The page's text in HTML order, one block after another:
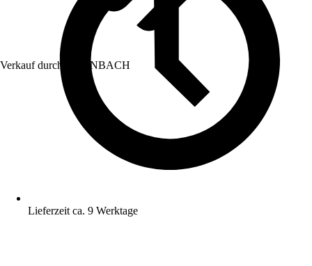
Verkauf durch: HORNBACH
Lieferzeit ca. 9 Werktage